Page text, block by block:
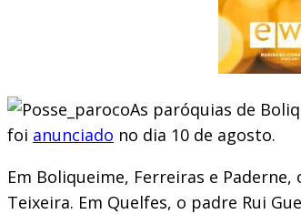
As paróquias de
foi anunciado no dia 10 de agosto.
Em Boliqueime, Ferreiras e
Teixeira. Em Quelfes, o padre Rui